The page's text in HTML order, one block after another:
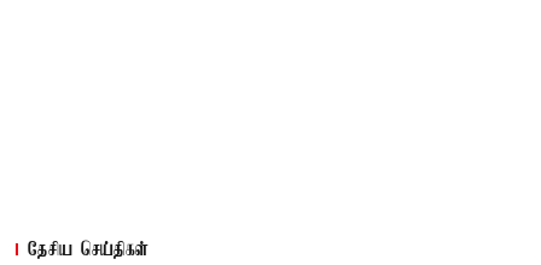
தேசிய செய்திகள்